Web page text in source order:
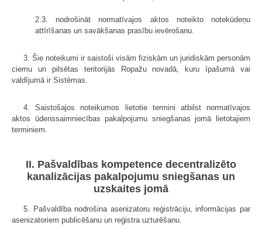
2.3. nodrošināt normatīvajos aktos noteikto notekūdeņu
attīrīšanas un savākšanas prasību ievērošanu.
3. Šie noteikumi ir saistoši visām fiziskām un juridiskām personām
ciemu un pilsētas teritorijās Ropažu novadā, kuru īpašumā vai
valdījumā ir Sistēmas.
4. Saistošajos noteikumos lietotie termini atbilst normatīvajos
aktos ūdenssaimniecības pakalpojumu sniegšanas jomā lietotajiem
terminiem.
II. Pašvaldības kompetence decentralizēto
kanalizācijas pakalpojumu sniegšanas un
uzskaites jomā
5. Pašvaldība nodrošina asenizatoru reģistrāciju, informācijas par
asenizatoriem publicēšanu un reģistra uzturēšanu.